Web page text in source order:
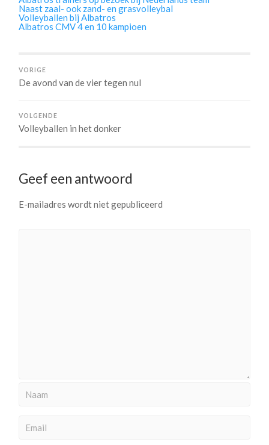
Naast zaal- ook zand- en grasvolleybal
Volleyballen bij Albatros
Albatros CMV 4 en 10 kampioen
VORIGE
De avond van de vier tegen nul
VOLGENDE
Volleyballen in het donker
Geef een antwoord
E-mailadres wordt niet gepubliceerd